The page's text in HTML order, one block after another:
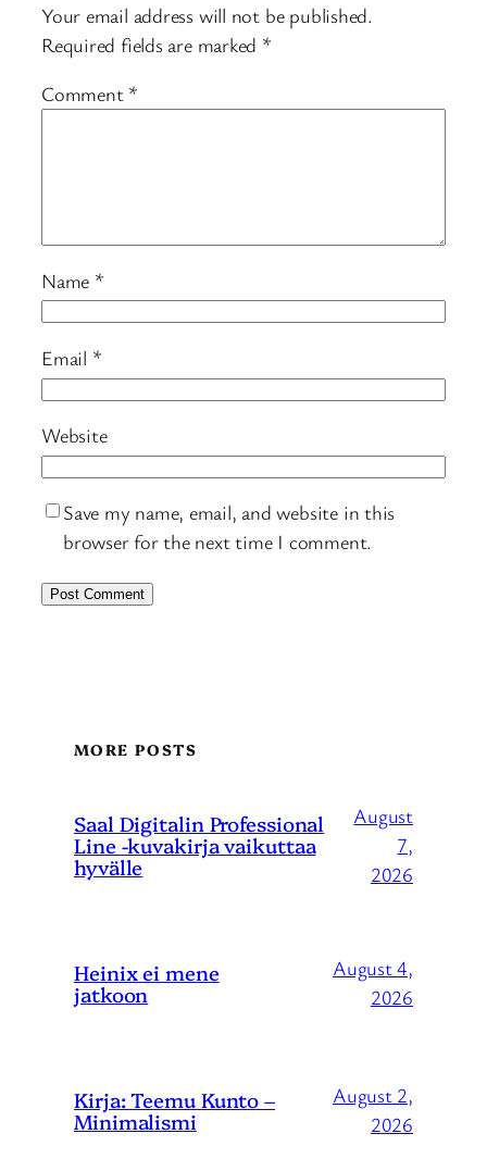
Your email address will not be published.
Required fields are marked *
Comment *
Name *
Email *
Website
Save my name, email, and website in this
browser for the next time I comment.
MORE POSTS
Saal Digitalin Professional
Line -kuvakirja vaikuttaa
hyvälle
August
7,
2026
Heinix ei mene
jatkoon
August 4,
2026
Kirja: Teemu Kunto –
Minimalismi
August 2,
2026